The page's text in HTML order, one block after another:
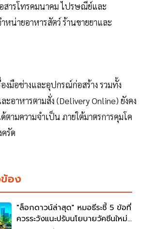
สารโทรคมนาคม ไปรษณีย์และ
น่ายอาหารสัตว์ ร้านขายยาและ
งมือช่างและอุปกรณ์ก่อสร้าง รวมทั้ง
ะอาหารตามสั่ง (Delivery Online) ยังคง
ตามความจำเป็น ภายใต้มาตรการคุมโค
ครัด
อง
"ล็อกดาวน์ล่าสุด" หมอธีระชี้ 5 ข้อที่
ควรระวังแนะปรับนโยบายวัคซีนใหม่